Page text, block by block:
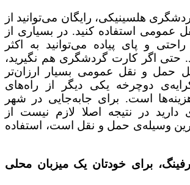
هلسینیکی، رایگان می‌توانید از
عمومی استفاده کنید. در بسیاری از
و پای پیاده می‌توانید به اکثر
حتی اگر کارت گردشگری هم نگیرید،
حمل و نقل عمومی بسیار ارزان‌تر
دوچرخه یکی دیگر از راه‌های
است. برای جابه‌جایی در شهر
دارید در نتیجه اصلا لازم نیست از
وسیله‌ی حمل و نقل است، استفاده
برای خودتان یک میزبان محلی